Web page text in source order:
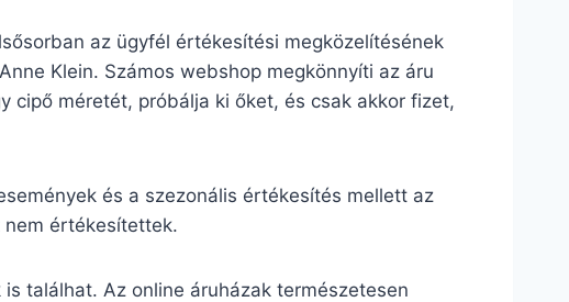
az ügyfél értékesítési megközelítésének
Klein. Számos webshop megkönnyíti az áru
cipő méretét, próbálja ki őket, és csak akkor fizet,
és a szezonális értékesítés mellett az
értékesítettek.
találhat. Az online áruházak természetesen